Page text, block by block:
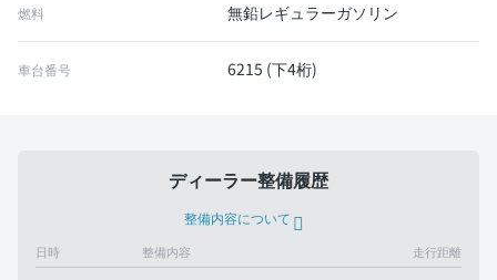
燃料 無鉛レギュラーガソリン
車台番号 6215 (下4桁)
ディーラー整備履歴
整備内容について
日時 整備内容 走行距離